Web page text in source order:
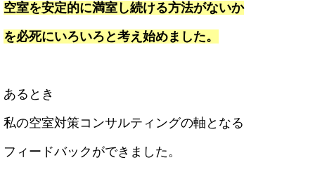
空室を安定的に満室し続ける方法がないか
を必死にいろいろと考え始めました。
あるとき
私の空室対策コンサルティングの軸となる
フィードバックができました。